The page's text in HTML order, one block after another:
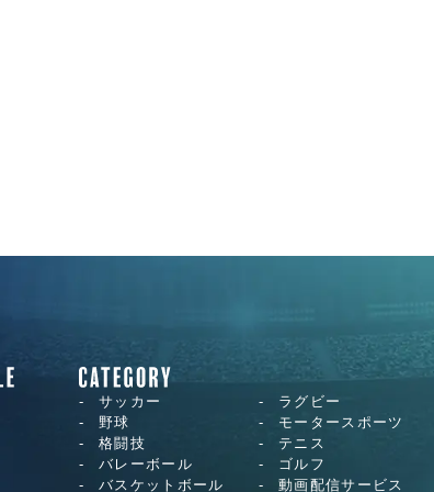
サッカー
ラグビー
野球
モータースポーツ
格闘技
テニス
バレーボール
ゴルフ
バスケットボール
動画配信サービス